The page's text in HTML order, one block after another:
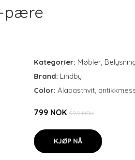
pære
Kategorier: Møbler,
Brand: Lindby
Color: Alabasthvit,
799 NOK 999 NOK
KJØP NÅ